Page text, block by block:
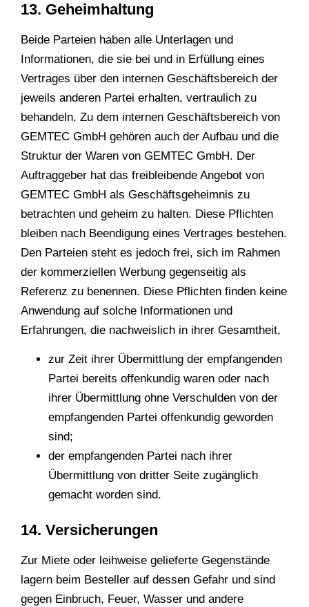
13. Geheimhaltung
Beide Parteien haben alle Unterlagen und
Informationen, die sie bei und in Erfüllung eines
Vertrages über den internen Geschäftsbereich der
jeweils anderen Partei erhalten, vertraulich zu
behandeln. Zu dem internen Geschäftsbereich von
GEMTEC GmbH gehören auch der Aufbau und die
Struktur der Waren von GEMTEC GmbH. Der
Auftraggeber hat das freibleibende Angebot von
GEMTEC GmbH als Geschäftsgeheimnis zu
betrachten und geheim zu halten. Diese Pflichten
bleiben nach Beendigung eines Vertrages bestehen.
Den Parteien steht es jedoch frei, sich im Rahmen
der kommerziellen Werbung gegenseitig als
Referenz zu benennen. Diese Pflichten finden keine
Anwendung auf solche Informationen und
Erfahrungen, die nachweislich in ihrer Gesamtheit,
zur Zeit ihrer Übermittlung der empfangenden
Partei bereits offenkundig waren oder nach
ihrer Übermittlung ohne Verschulden von der
empfangenden Partei offenkundig geworden
sind;
der empfangenden Partei nach ihrer
Übermittlung von dritter Seite zugänglich
gemacht worden sind.
14. Versicherungen
Zur Miete oder leihweise gelieferte Gegenstände
lagern beim Besteller auf dessen Gefahr und sind
gegen Einbruch, Feuer, Wasser und andere